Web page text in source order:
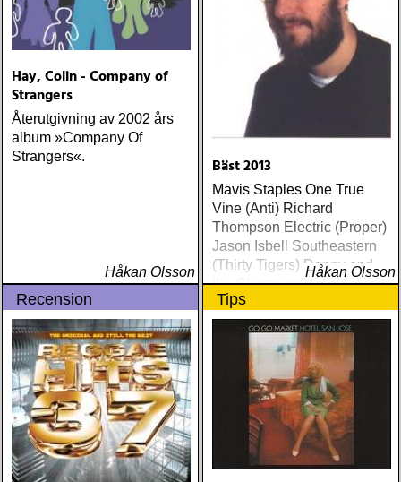
Hay, Colin - Company of
Strangers
Återutgivning av 2002 års
album »Company Of
Strangers«.
Håkan Olsson
Bäst 2013
Mavis Staples One True
Vine (Anti) Richard
Thompson Electric (Proper)
Jason Isbell Southeastern
(Thirty Tigers) Danny and
the Champions of the World
Stay True (Loose) Slow Fox
Just Like the Birds (Rootsy)
Steve Earle The Low
Highway (New West) Bob
Dylan Another Self Portrait
(Columbia) Halden Electric
Women (Rootsy) Rokia
Traoré Beautiful Africa
(Nonesuch) Sam Baker Say
Grace (Sam Baker Music)
Håkan Olsson
Recension Tips